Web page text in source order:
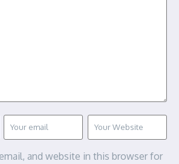
and website in this browser for